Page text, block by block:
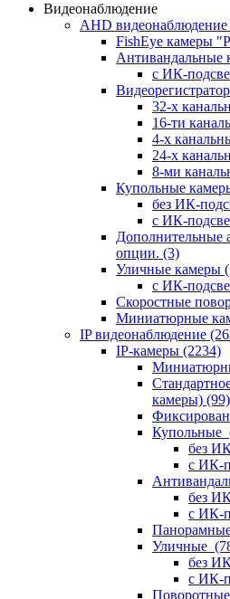
Видеонаблюдение
AHD видеонаблюдение
FishEye камеры
Антивандальные
с ИК-
32-х
16-ти
4-х
24-х
8-ми
Купольные
без ИК-
с ИК-
Дополнительные
опции. (3)
Уличные камеры
с ИК-
Скоростные
Миниатюрные
IP видеонаблюдение
IP-камеры (2234)
камеры) (99)
Купольные
без
с ИК-
без
с ИК-
Уличные
без
с ИК-